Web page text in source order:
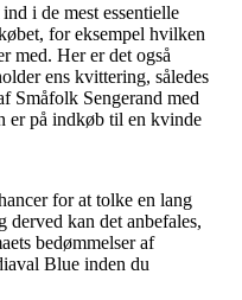
i de mest essentielle
for eksempel hvilken
med. Her er det også
ens kvittering, således
Småfolk Sengerand med
er på indkøb til en kvinde
for at tolke en lang
kan det anbefales,
bedømmelser af
Blue inden du